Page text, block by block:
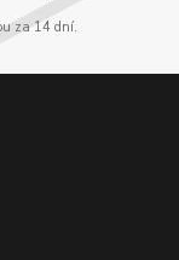
za 14 dní.